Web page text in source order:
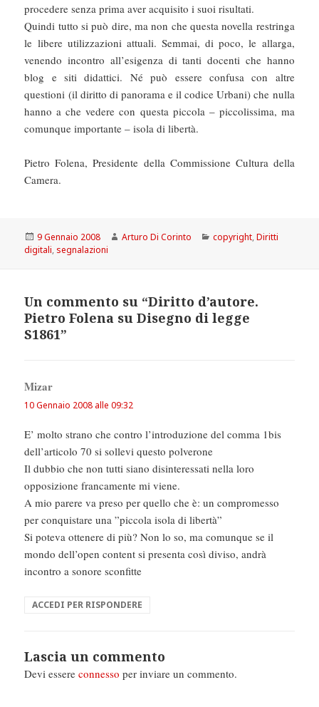
procedere senza prima aver acquisito i suoi risultati.
Quindi tutto si può dire, ma non che questa novella restringa
le libere utilizzazioni attuali. Semmai, di poco, le allarga,
venendo incontro all’esigenza di tanti docenti che hanno
blog e siti didattici. Né può essere confusa con altre
questioni (il diritto di panorama e il codice Urbani) che nulla
hanno a che vedere con questa piccola – piccolissima, ma
comunque importante – isola di libertà.
Pietro Folena, Presidente della Commissione Cultura della
Camera.
Scritto
il
9 Gennaio 2008 Autore
Arturo Di Corinto Categorie
copyright,Diritti
digitali, segnalazioni
Un commento su “Diritto d’autore.
Pietro Folena su Disegno di legge
S1861”
Mizar
detto:
10 Gennaio 2008 alle 09:32
E’ molto strano che contro l’introduzione del comma 1bis
dell’articolo 70 si sollevi questo polverone
Il dubbio che non tutti siano disinteressati nella loro
opposizione francamente mi viene.
A mio parere va preso per quello che è: un compromesso
per conquistare una ”piccola isola di libertà”
Si poteva ottenere di più? Non lo so, ma comunque se il
mondo dell’open content si presenta così diviso, andrà
incontro a sonore sconfitte
ACCEDI PER RISPONDERE
Lascia un commento
Devi essereconnesso per inviare un commento.